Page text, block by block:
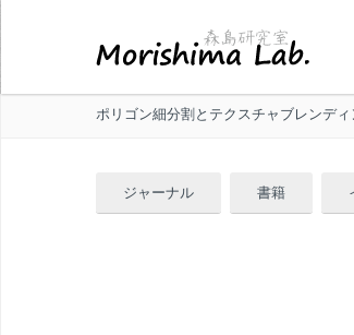
ポリゴン細分割とテクスチャブレンデ
ジャーナル 書籍